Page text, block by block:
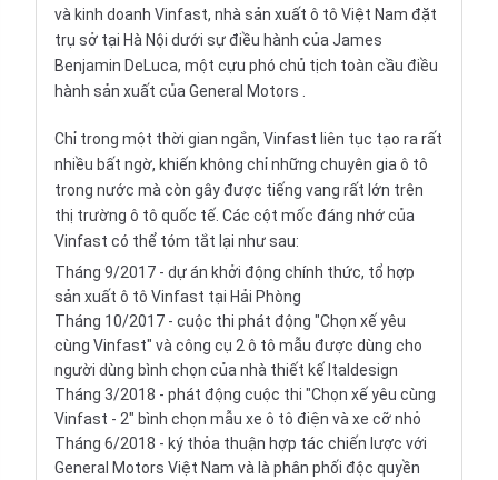
và kinh doanh Vinfast, nhà sản xuất ô tô Việt Nam đặt
trụ sở tại Hà Nội dưới sự điều hành của James
Benjamin DeLuca, một cựu phó chủ tịch toàn cầu điều
hành sản xuất củaGeneral Motors .
Chỉ trong một thời gian ngắn, Vinfast liên tục tạo ra rất
nhiều bất ngờ, khiến không chỉ những chuyên gia ô tô
trong nước mà còn gây được tiếng vang rất lớn trên
thị trường ô tô quốc tế. Các cột mốc đáng nhớ của
Vinfast có thể tóm tắt lại như sau:
Tháng 9/2017 - dự án khởi động chính thức, tổ hợp
sản xuất ô tô Vinfast tại Hải Phòng
Tháng 10/2017 - cuộc thi phát động "Chọn xế yêu
cùng Vinfast" và công cụ 2 ô tô mẫu được dùng cho
người dùng bình chọn của nhà thiết kế Italdesign
Tháng 3/2018 - phát động cuộc thi "Chọn xế yêu cùng
Vinfast - 2" bình chọn mẫu xe ô tô điện và xe cỡ nhỏ
Tháng 6/2018 - ký thỏa thuận hợp tác chiến lược với
General Motors Việt Nam và là phân phối độc quyền